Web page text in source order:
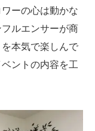
ーの心は動かな
ルエンサーが商
本気で楽しんで
ントの内容を工